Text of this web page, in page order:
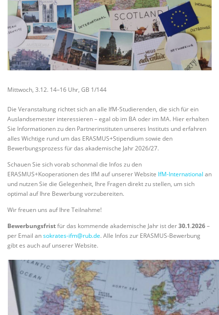
Mittwoch, 3.12. 14–16 Uhr, GB 1/144
Die Veranstaltung richtet sich an alle IfM-Studierenden, die sich für ein
Auslandsemester interessieren – egal ob im BA oder im MA. Hier erhalten
Sie Informationen zu den Partnerinstituten unseres Instituts und erfahren
alles Wichtige rund um das ERASMUS+Stipendium sowie den
Bewerbungsprozess für das akademische Jahr 2026/27.
Schauen Sie sich vorab schonmal die Infos zu den
ERASMUS+Kooperationen des IfM auf unserer Website IfM-International an
und nutzen Sie die Gelegenheit, Ihre Fragen direkt zu stellen, um sich
optimal auf Ihre Bewerbung vorzubereiten.
Wir freuen uns auf Ihre Teilnahme!
Bewerbungsfristfür das kommende akademische Jahr ist der30.1.2026–
per Email ansokrates-ifm@rub.de. Alle Infos zur ERASMUS-Bewerbung
gibt es auch auf unserer Website.